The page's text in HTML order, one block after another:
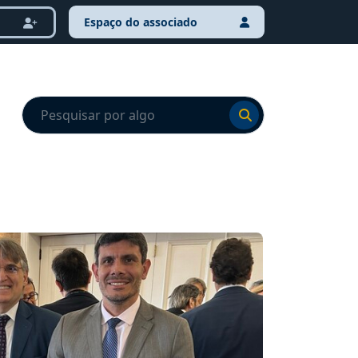
Espaço do associado
Ir para o resultado
Ir para o resultado